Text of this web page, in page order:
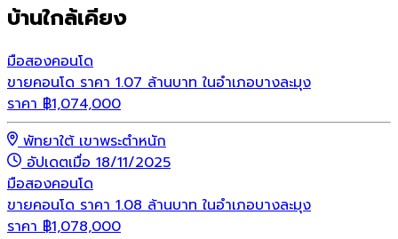
บ้านใกล้เคียง
มือสองคอนโด
ขายคอนโด ราคา 1.07 ล้านบาท ในอำเภอบางละมุง
ราคา ฿1,074,000
พัทยาใต้ เขาพระตำหนัก
อัปเดตเมื่อ 18/11/2025
มือสองคอนโด
ขายคอนโด ราคา 1.08 ล้านบาท ในอำเภอบางละมุง
ราคา ฿1,078,000